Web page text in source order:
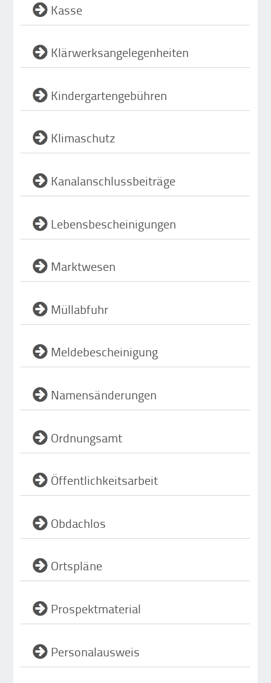
Kasse
Klärwerksangelegenheiten
Kindergartengebühren
Klimaschutz
Kanalanschlussbeiträge
Lebensbescheinigungen
Marktwesen
Müllabfuhr
Meldebescheinigung
Namensänderungen
Ordnungsamt
Öffentlichkeitsarbeit
Obdachlos
Ortspläne
Prospektmaterial
Personalausweis